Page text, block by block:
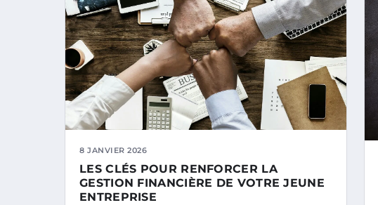
8 JANVIER 2026
LES CLÉS POUR RENFORCER LA
GESTION FINANCIÈRE DE VOTRE JEUNE
ENTREPRISE